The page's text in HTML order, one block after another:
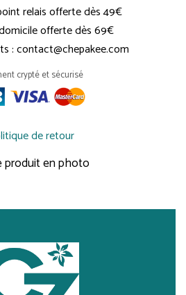
relais offerte dès 49€
offerte dès 69€
: contact@chepakee.com
crypté et sécurisé
de retour
produit en photo